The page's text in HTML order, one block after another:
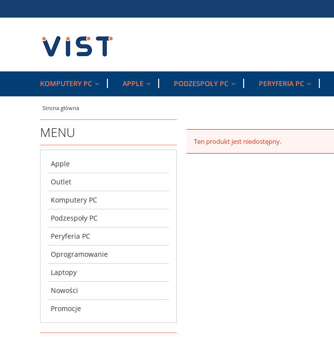
KOMPUTERY PC APPLE PODZESPOŁY PC PERYFERIA PC
Strona główna
MENU
Apple
Outlet
Komputery PC
Podzespoły PC
Peryferia PC
Oprogramowanie
Laptopy
Nowości
Promocje
Ten produkt jest niedostępny.